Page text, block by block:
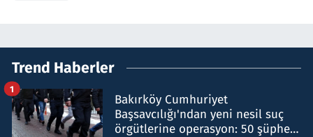
Trend Haberler
Bakırköy Cumhuriyet
Başsavcılığı'ndan yeni nesil suç
örgütlerine operasyon: 50 şüpheli
1